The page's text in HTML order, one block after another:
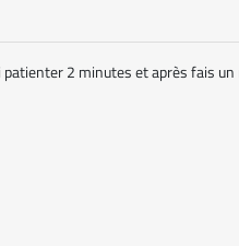
2 minutes et après fais